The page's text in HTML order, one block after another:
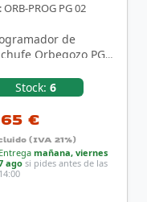
ORB-PROG PG 02
de
Orbegozo PG
Stock: 6
€
(IVA 21%)
Entrega mañana, viernes
ago si pides antes de las
14:00